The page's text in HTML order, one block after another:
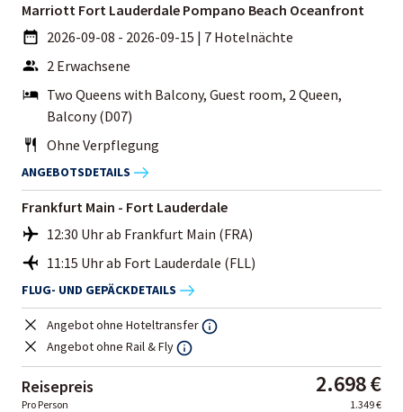
Marriott Fort Lauderdale Pompano Beach Oceanfront
2026-09-08 - 2026-09-15 | 7 Hotelnächte
2 Erwachsene
Two Queens with Balcony, Guest room, 2 Queen,
Balcony (D07)
Ohne Verpflegung
ANGEBOTSDETAILS
Frankfurt Main - Fort Lauderdale
12:30 Uhr ab Frankfurt Main (FRA)
11:15 Uhr ab Fort Lauderdale (FLL)
FLUG- UND GEPÄCKDETAILS
Angebot ohne Hoteltransfer
Angebot ohne Rail & Fly
Reisepreis 2.698 €
Pro Person 1.349 €